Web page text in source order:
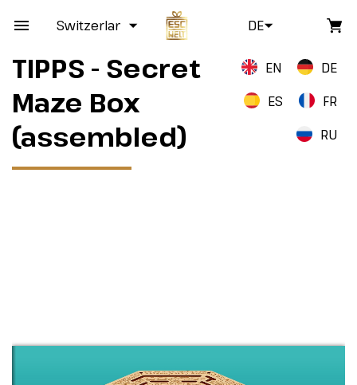
Switzerland DE
TIPPS - Secret
Maze Box
(assembled)
EN
DE
ES
FR
RU